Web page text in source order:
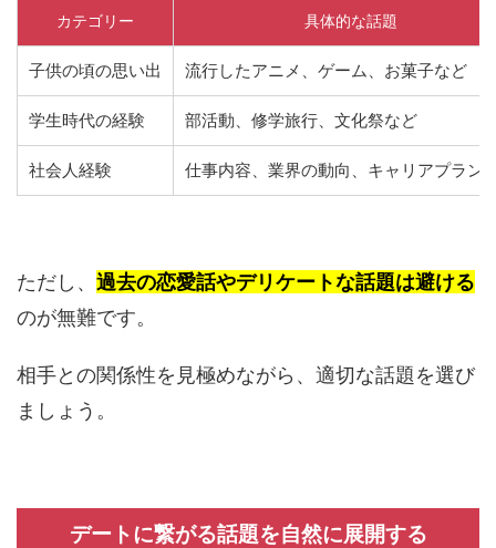
カテゴリー 具体的な話題
子供の頃の思い出 流行したアニメ、ゲーム、お菓子など
学生時代の経験 部活動、修学旅行、文化祭など
社会人経験 仕事内容、業界の動向、キャリアプラン
ただし、 過去の恋愛話やデリケートな話題は避ける
のが無難です。
相手との関係性を見極めながら、適切な話題を選び
ましょう。
デートに繋がる話題を自然に展開する